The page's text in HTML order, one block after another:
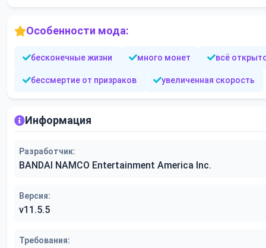
Особенности мода:
бесконечные жизни много монет всё
бессмертие от призраков увеличенная скорость
Информация
Разработчик:
BANDAI NAMCO Entertainment America Inc.
Версия:
v11.5.5
Требования: